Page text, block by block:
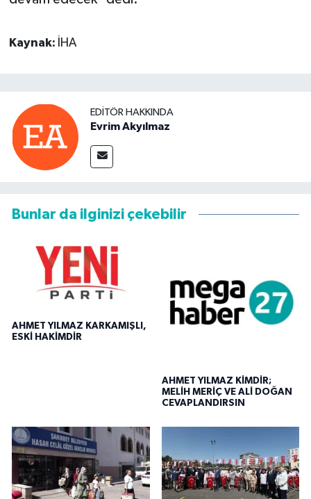
Kaynak: İHA
EDITÖR HAKKINDA
Evrim Akyılmaz
Bunlar da ilginizi çekebilir
AHMET YILMAZ KARKAMIŞLI,
ESKİ HAKİMDİR
AHMET YILMAZ KİMDİR;
MELİH MERİÇ VE ALİ DOĞAN
CEVAPLANDIRSIN